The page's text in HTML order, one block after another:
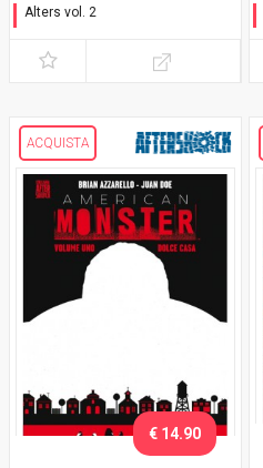
Alters vol. 2
ACQUISTA
€ 14.90